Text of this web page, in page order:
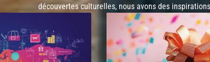
découvertes culturelles, nous avons des